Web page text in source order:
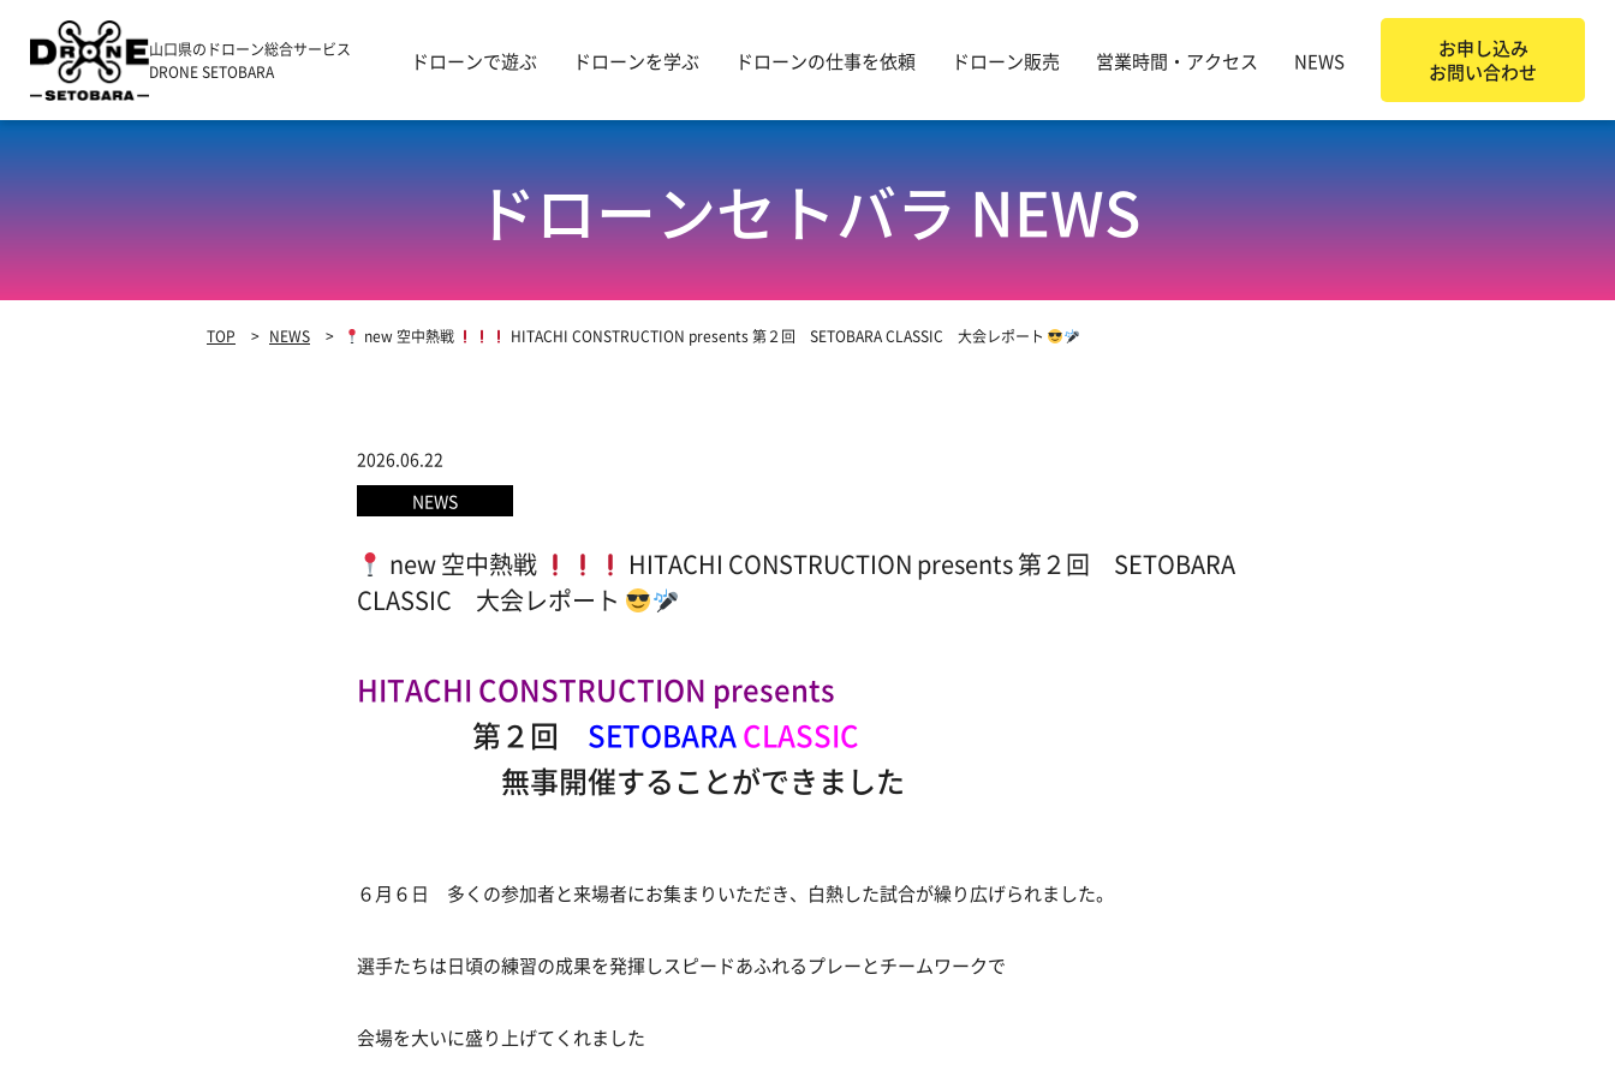
山口県のドローン総合サービス
DRONE SETOBARA
ドローンで遊ぶ ドローンを学ぶ ドローンの仕事を依頼 ドローン販売 営業時間・アクセス NEWS
お申し込み
お問い合わせ
ドローンセトバラ NEWS
TOP > NEWS > new 空中熱戦 HITACHI CONSTRUCTION presents 第２回 SETOBARA CLASSIC 大会レポート
2026.06.22
NEWS
new 空中熱戦
HITACHI CONSTRUCTION presents 第２回 SETOBARA
CLASSIC 大会レポート
HITACHI CONSTRUCTION presents
第２回 SETOBARACLASSIC
無事開催することができました
６月６日 多くの参加者と来場者にお集まりいただき、白熱した試合が繰り広げられました。
選手たちは日頃の練習の成果を発揮しスピードあふれるプレーとチームワークで
会場を大いに盛り上げてくれました